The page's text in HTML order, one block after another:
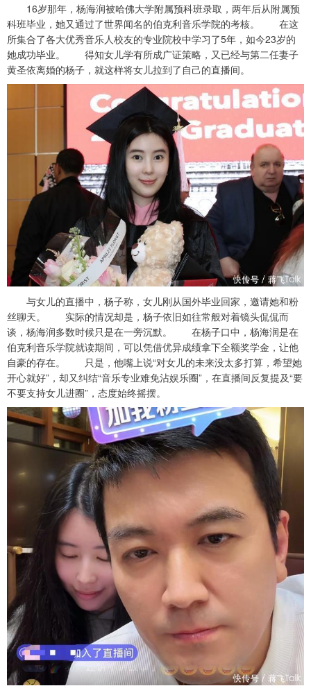
16岁那年，杨海润被哈佛大学附属预科班录取，两年后从附属预
科班毕业，她又通过了世界闻名的伯克利音乐学院的考核。 在这
所集合了各大优秀音乐人校友的专业院校中学习了5年，如今23岁的
她成功毕业。 得知女儿学有所成广证策略，又已经与第二任妻子
黄圣依离婚的杨子，就这样将女儿拉到了自己的直播间。
与女儿的直播中，杨子称，女儿刚从国外毕业回家，邀请她和粉
丝聊天。 实际的情况却是，杨子依旧如往常般对着镜头侃侃而
谈，杨海润多数时候只是在一旁沉默。 在杨子口中，杨海润是在
伯克利音乐学院就读期间，可以凭借优异成绩拿下全额奖学金，让他
自豪的存在。 只是，他嘴上说“对女儿的未来没太多打算，希望她
开心就好”，却又纠结“音乐专业难免沾娱乐圈”，在直播间反复提及“要
不要支持女儿进圈”，态度始终摇摆。